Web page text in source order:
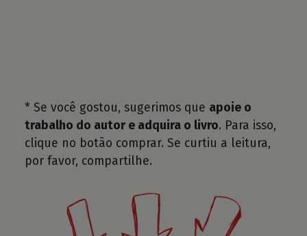
* Se você gostou, sugerimos que apoie o
trabalho do autor e adquira o livro. Para isso,
clique no botão comprar. Se curtiu a leitura,
por favor, compartilhe.